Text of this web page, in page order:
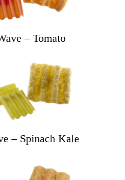
– Tomato
– Spinach Kale